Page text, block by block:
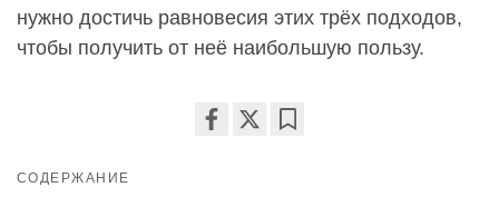
нужно достичь равновесия этих трёх подходов,
чтобы получить от неё наибольшую пользу.
СОДЕРЖАНИЕ